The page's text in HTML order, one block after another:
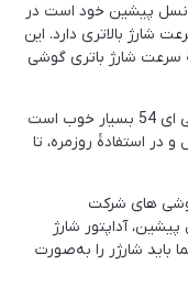
گلکسی ای 55 همانند نسل پیشین خود است در
های مشابه گلکسی ای 55، سرعت شارژ بالاتری دارد. این
شارژ باتری گوشی
ماندگاری باتری گلکسی ای 55، همانند گلکسی ای 54 بسیار خوب است
در استفادۀ روزمره، تا
های شرکت
آداپتور شارژ
و شما باید شارژر را به‌صورت